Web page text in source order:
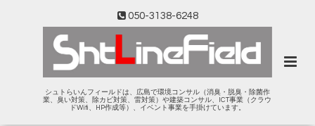
050-3138-6248
シュトらいんフィールドは、広島で環境コンサル（消臭・脱臭・除菌作
業、臭い対策、除カビ対策、雷対策）や建築コンサル、ICT事業（クラウ
ドWifi、HP作成等）、イベント事業を手掛けています。